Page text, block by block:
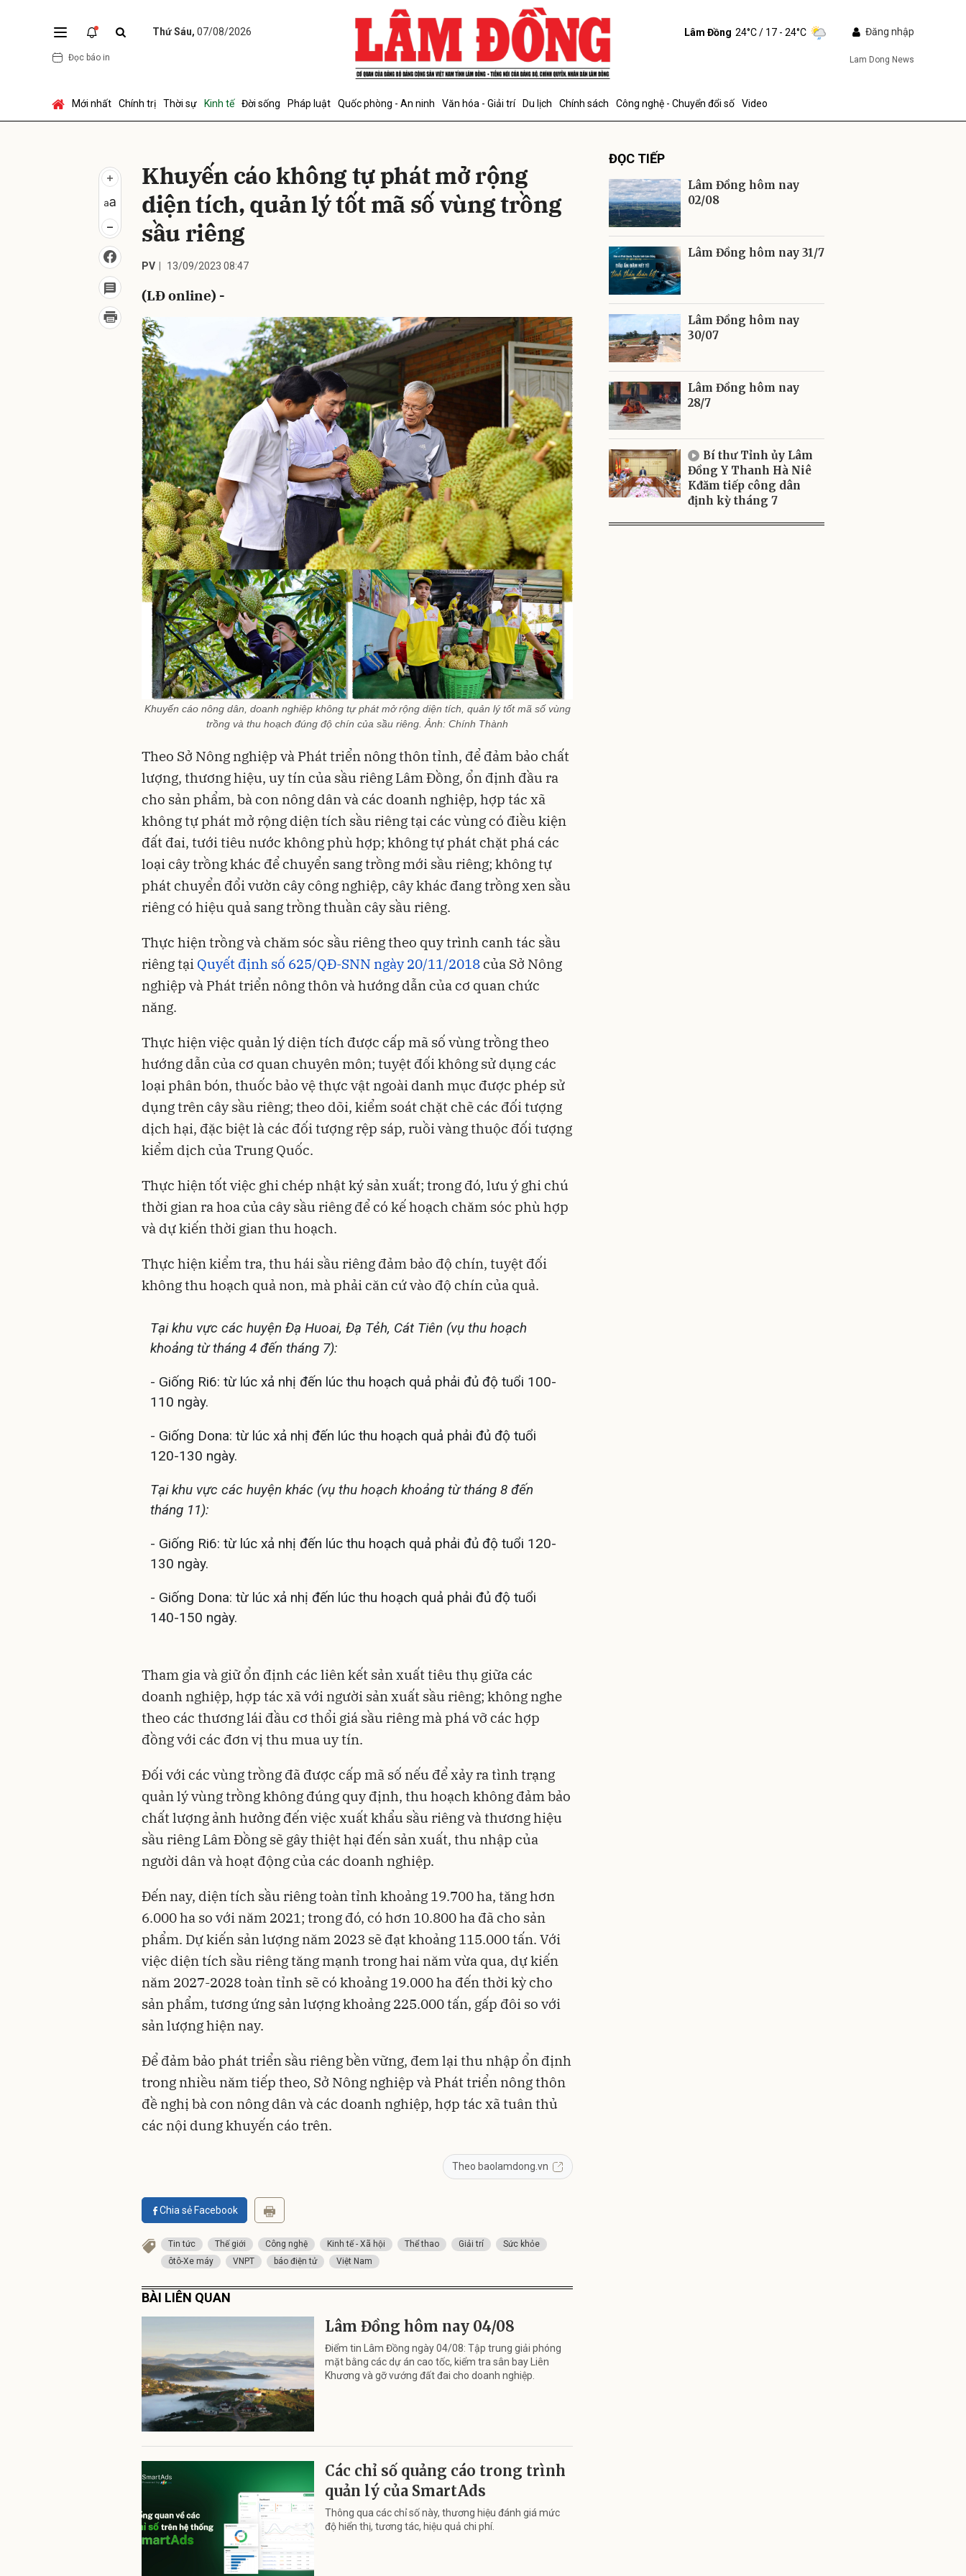
Thứ Sáu, 07/08/2026
Đọc báo in
Lâm Đồng 24°C/ 17 - 24°C Đăng nhập
Lam Dong News
Mới nhất Chính trị Thời sự Kinh tế Đời sống Pháp luật Quốc phòng - An ninh Văn hóa - Giải trí Du lịch Chính sách Công nghệ - Chuyển đổi số Video
Khuyến cáo không tự phát mở rộng
diện tích, quản lý tốt mã số vùng trồng
sầu riêng
PV 13/09/2023 08:47
(LĐ online) -
Khuyến cáo nông dân, doanh nghiệp không tự phát mở rộng diện tích, quản lý tốt mã số vùng
trồng và thu hoạch đúng độ chín của sầu riêng. Ảnh: Chính Thành
Theo Sở Nông nghiệp và Phát triển nông thôn tỉnh, để đảm bảo chất
lượng, thương hiệu, uy tín của sầu riêng Lâm Đồng, ổn định đầu ra
cho sản phẩm, bà con nông dân và các doanh nghiệp, hợp tác xã
không tự phát mở rộng diện tích sầu riêng tại các vùng có điều kiện
đất đai, tưới tiêu nước không phù hợp; không tự phát chặt phá các
loại cây trồng khác để chuyển sang trồng mới sầu riêng; không tự
phát chuyển đổi vườn cây công nghiệp, cây khác đang trồng xen sầu
riêng có hiệu quả sang trồng thuần cây sầu riêng.
Thực hiện trồng và chăm sóc sầu riêng theo quy trình canh tác sầu
riêng tại Quyết định số 625/QĐ-SNN ngày 20/11/2018của Sở Nông
nghiệp và Phát triển nông thôn và hướng dẫn của cơ quan chức
năng.
Thực hiện việc quản lý diện tích được cấp mã số vùng trồng theo
hướng dẫn của cơ quan chuyên môn; tuyệt đối không sử dụng các
loại phân bón, thuốc bảo vệ thực vật ngoài danh mục được phép sử
dụng trên cây sầu riêng; theo dõi, kiểm soát chặt chẽ các đối tượng
dịch hại, đặc biệt là các đối tượng rệp sáp, ruồi vàng thuộc đối tượng
kiểm dịch của Trung Quốc.
Thực hiện tốt việc ghi chép nhật ký sản xuất; trong đó, lưu ý ghi chú
thời gian ra hoa của cây sầu riêng để có kế hoạch chăm sóc phù hợp
và dự kiến thời gian thu hoạch.
Thực hiện kiểm tra, thu hái sầu riêng đảm bảo độ chín, tuyệt đối
không thu hoạch quả non, mà phải căn cứ vào độ chín của quả.
Tại khu vực các huyện Đạ Huoai, Đạ Tẻh, Cát Tiên (vụ thu hoạch
khoảng từ tháng 4 đến tháng 7):
- Giống Ri6: từ lúc xả nhị đến lúc thu hoạch quả phải đủ độ tuổi 100-
110 ngày.
- Giống Dona: từ lúc xả nhị đến lúc thu hoạch quả phải đủ độ tuổi
120-130 ngày.
Tại khu vực các huyện khác (vụ thu hoạch khoảng từ tháng 8 đến
tháng 11):
- Giống Ri6: từ lúc xả nhị đến lúc thu hoạch quả phải đủ độ tuổi 120-
130 ngày.
- Giống Dona: từ lúc xả nhị đến lúc thu hoạch quả phải đủ độ tuổi
140-150 ngày.
Tham gia và giữ ổn định các liên kết sản xuất tiêu thụ giữa các
doanh nghiệp, hợp tác xã với người sản xuất sầu riêng; không nghe
theo các thương lái đầu cơ thổi giá sầu riêng mà phá vỡ các hợp
đồng với các đơn vị thu mua uy tín.
Đối với các vùng trồng đã được cấp mã số nếu để xảy ra tình trạng
quản lý vùng trồng không đúng quy định, thu hoạch không đảm bảo
chất lượng ảnh hưởng đến việc xuất khẩu sầu riêng và thương hiệu
sầu riêng Lâm Đồng sẽ gây thiệt hại đến sản xuất, thu nhập của
người dân và hoạt động của các doanh nghiệp.
Đến nay, diện tích sầu riêng toàn tỉnh khoảng 19.700 ha, tăng hơn
6.000 ha so với năm 2021; trong đó, có hơn 10.800 ha đã cho sản
phẩm. Dự kiến sản lượng năm 2023 sẽ đạt khoảng 115.000 tấn. Với
việc diện tích sầu riêng tăng mạnh trong hai năm vừa qua, dự kiến
năm 2027-2028 toàn tỉnh sẽ có khoảng 19.000 ha đến thời kỳ cho
sản phẩm, tương ứng sản lượng khoảng 225.000 tấn, gấp đôi so với
sản lượng hiện nay.
Để đảm bảo phát triển sầu riêng bền vững, đem lại thu nhập ổn định
trong nhiều năm tiếp theo, Sở Nông nghiệp và Phát triển nông thôn
đề nghị bà con nông dân và các doanh nghiệp, hợp tác xã tuân thủ
các nội dung khuyến cáo trên.
Theo baolamdong.vn
Chia sẻ Facebook
Tin tức Thế giới Công nghệ Kinh tế - Xã hội Thể thao Giải trí
Sức khỏe
ôtô-Xe máy
VNPT báo điện tử Việt Nam
BÀI LIÊN QUAN
Lâm Đồng hôm nay 04/08
Điểm tin Lâm Đồng ngày 04/08: Tập trung giải phóng
mặt bằng các dự án cao tốc, kiểm tra sân bay Liên
Khương và gỡ vướng đất đai cho doanh nghiệp.
Các chỉ số quảng cáo trong trình
quản lý của SmartAds
Thông qua các chỉ số này, thương hiệu đánh giá mức
độ hiển thị, tương tác, hiệu quả chi phí.
ĐỌC TIẾP
Lâm Đồng hôm nay
02/08
Lâm Đồng hôm nay 31/7
Lâm Đồng hôm nay
30/07
Lâm Đồng hôm nay
28/7
Bí thư Tỉnh ủy Lâm
Đồng Y Thanh Hà Niê
Kđăm tiếp công dân
định kỳ tháng 7
Gửi bình luận
Gửi